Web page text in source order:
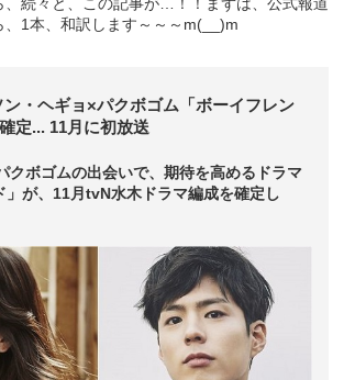
、1本、和訳します～～～m(__)m
・ヘギョ×パクボゴム「ボーイフレン
定... 11月に初放送
クボゴムの出会いで、期待を高めるドラマ
」が、11月tvN水木ドラマ編成を確定し